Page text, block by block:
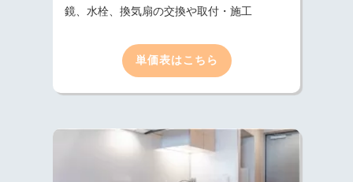
鏡、水栓、換気扇の交換や取付・施工
単価表はこちら